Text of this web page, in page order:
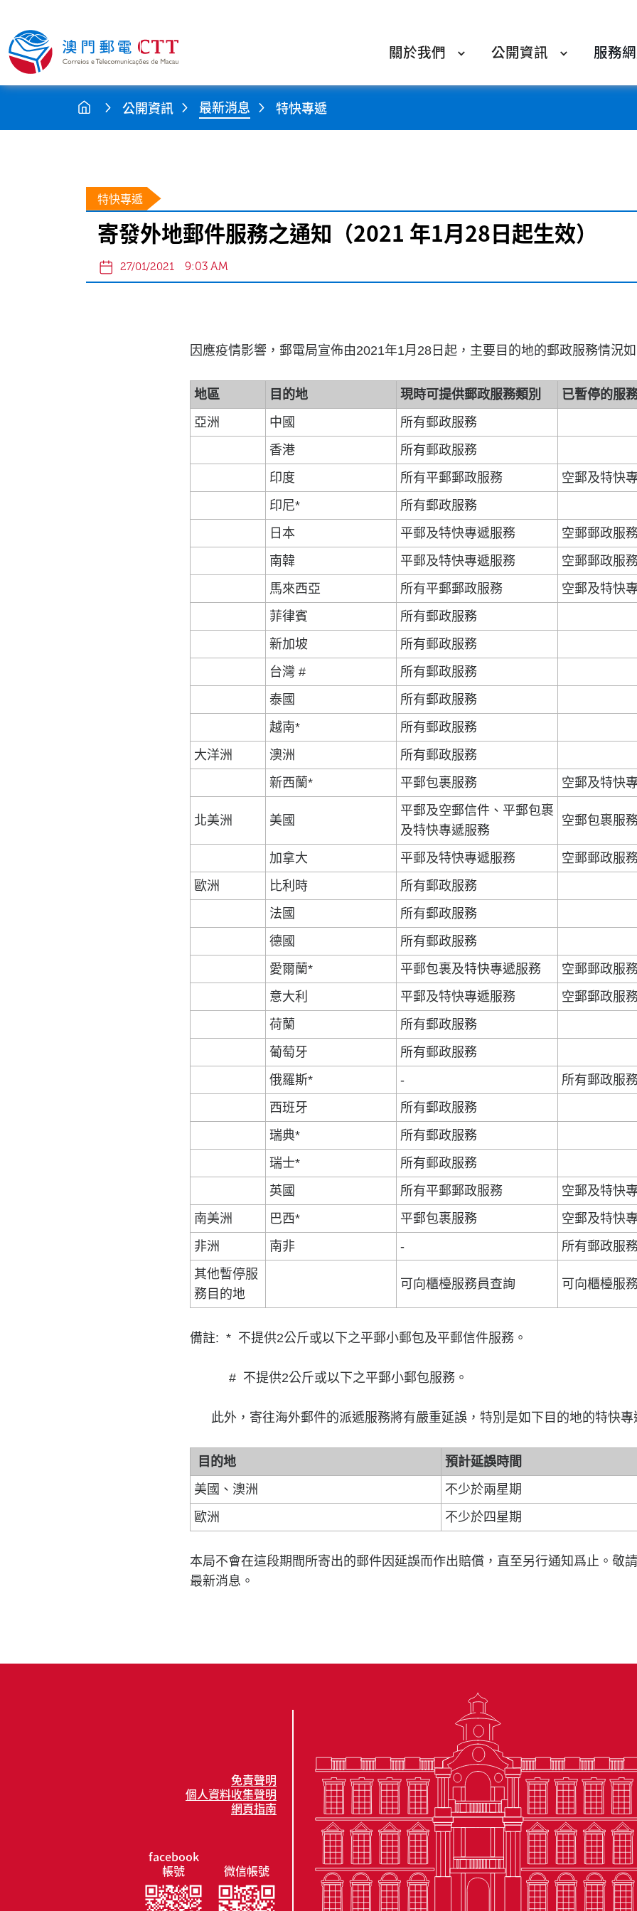
關於我們 公開資訊 服務
公開資訊 最新消息 特快專遞
特快專遞
寄發外地郵件服務之通知（2021 年1月28日起生效）
27/01/2021 9:03 AM
因應疫情影響，郵電局宣佈由2021年1月28日起，主要目的地的郵政服務情況
地區 目的地 現時可提供郵政服務類別
已暫停的服
亞洲
中國
所有郵政服務
香港
所有郵政服務
印度
所有平郵郵政服務
空郵及特快
印尼*
所有郵政服務
日本
平郵及特快專遞服務
空郵郵政服
南韓
平郵及特快專遞服務
空郵郵政服
馬來西亞
所有平郵郵政服務
空郵及特快
菲律賓
所有郵政服務
新加坡
所有郵政服務
台灣 #
所有郵政服務
泰國
所有郵政服務
越南*
所有郵政服務
大洋洲
澳洲
所有郵政服務
新西蘭*
平郵包裹服務 空郵及特快
北美洲 美國
平郵及空郵信件、平郵包裹
及特快專遞服務
空郵包裹服
加拿大 平郵及特快專遞服務
空郵郵政服
歐洲
比利時
所有郵政服務
法國
所有郵政服務
德國
所有郵政服務
愛爾蘭*
平郵包裹及特快專遞服務
空郵郵政服
意大利
平郵及特快專遞服務
空郵郵政服
荷蘭
所有郵政服務
葡萄牙
所有郵政服務
俄羅斯*
-
所有郵政服
西班牙
所有郵政服務
瑞典*
所有郵政服務
瑞士*
所有郵政服務
英國
所有平郵郵政服務
空郵及特快
南美洲
巴西* 平郵包裹服務
空郵及特快
非洲
南非 -
所有郵政服
其他暫停服
務目的地
可向櫃檯服務員查詢 可向櫃檯服
備註: * 不提供2公斤或以下之平郵小郵包及平郵信件服務。
# 不提供2公斤或以下之平郵小郵包服務。
此外，寄往海外郵件的派遞服務將有嚴重延誤，特別是如下目的地的特快專
目的地
預計延誤時間
美國、澳洲
不少於兩星期
歐洲
不少於四星期
本局不會在這段期間所寄出的郵件因延誤而作出賠償，直至另行通知爲止。敬
最新消息。
免責聲明
個人資料收集聲明
網頁指南
facebook
帳號
微信帳號